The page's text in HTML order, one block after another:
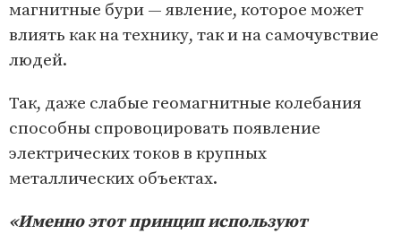
магнитные бури — явление, которое может
влиять как на технику, так и на самочувствие
людей.
Так, даже слабые геомагнитные колебания
способны спровоцировать появление
электрических токов в крупных
металлических объектах.
«Именно этот принцип используют